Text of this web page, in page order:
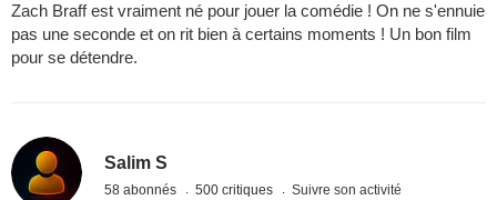
Zach Braff est vraiment né pour jouer la comédie ! On ne s'ennuie
pas une seconde et on rit bien à certains moments ! Un bon film
pour se détendre.
Salim S
58 abonnés 500 critiques Suivre son activité